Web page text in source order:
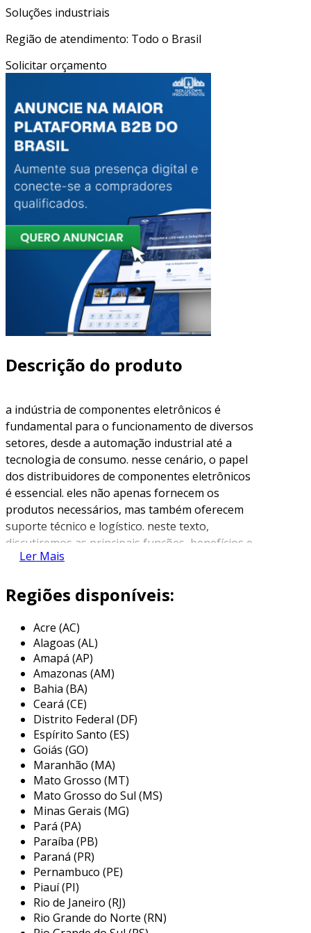
Soluções industriais
Região de atendimento: Todo o Brasil
Solicitar orçamento
Descrição do produto
a indústria de componentes eletrônicos é
fundamental para o funcionamento de diversos
setores, desde a automação industrial até a
tecnologia de consumo. nesse cenário, o papel
dos distribuidores de componentes eletrônicos
é essencial. eles não apenas fornecem os
produtos necessários, mas também oferecem
suporte técnico e logístico. neste texto,
discutiremos as principais funções, benefícios e
critérios de escolha de um distribuidor de
funções dos distribuidores de
componentes eletrônicos
os distribuidores de componentes eletrônicos
desempenham várias funções significativas.
primeiramente, eles são responsáveis pela
consolidaçãode fornecedores e produtos. ao
reunir uma vasta gama de componentes,
facilitam o acesso das empresas a múltiplas
opções em um único local.
além disso, os distribuidores atuam como
intermediáriosentre fabricantes e clientes.
eles garantem que os produtos cheguem ao
mercado de forma eficiente e oportuna. em
seguida, é importante mencionar o suporte
técnico. muitos distribuidores oferecem
consultoriapara ajudar os clientes a escolher
os componentes mais adequados para suas
necessidades.
Ler Mais
Regiões disponíveis:
Acre (AC)
Alagoas (AL)
Amapá (AP)
Amazonas (AM)
Bahia (BA)
Ceará (CE)
Distrito Federal (DF)
Espírito Santo (ES)
Goiás (GO)
Maranhão (MA)
Mato Grosso (MT)
Mato Grosso do Sul (MS)
Minas Gerais (MG)
Pará (PA)
Paraíba (PB)
Paraná (PR)
Pernambuco (PE)
Piauí (PI)
Rio de Janeiro (RJ)
Rio Grande do Norte (RN)